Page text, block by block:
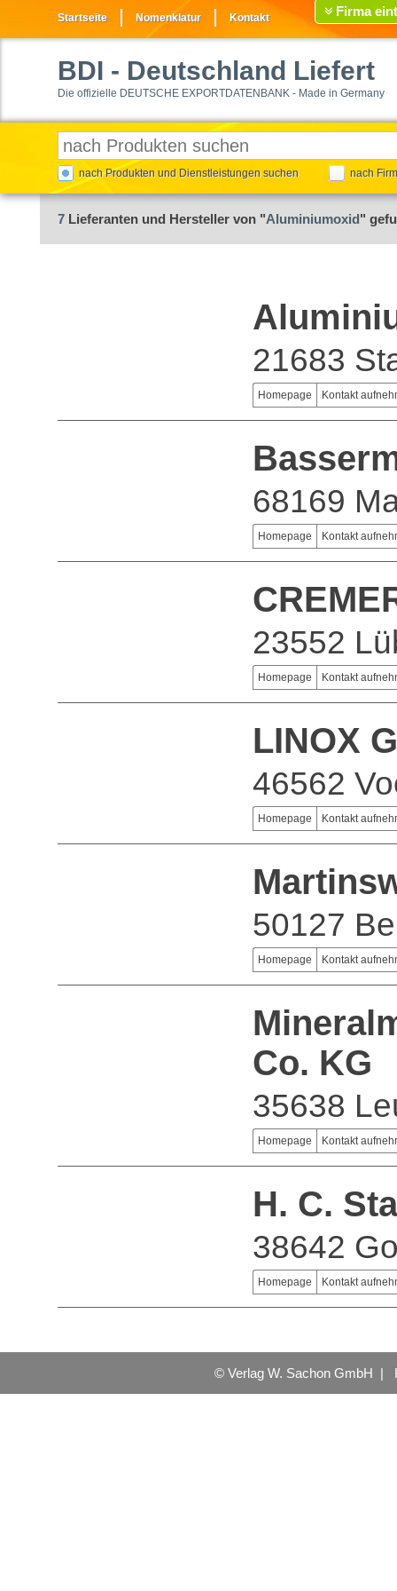
Startseite Nomenklatur Kontakt Firma
BDI - Deutschland Liefert
Die offizielle DEUTSCHE EXPORTDATENBANK - Made in Germany
nach Produkten und Dienstleistungen suchen nach
7 Lieferanten und Hersteller von "Aluminiumoxid"
21683
Homepage Kontakt
68169
Homepage Kontakt
23552
Homepage Kontakt
LINOX
46562
Homepage Kontakt
50127
Homepage Kontakt
Co. KG
35638
Homepage Kontakt
H. C.
38642
Homepage Kontakt
© Verlag W. Sachon GmbH |